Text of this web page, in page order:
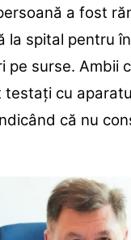
a fost
la spital pentru
pe surse. Ambii
testați cu
că nu